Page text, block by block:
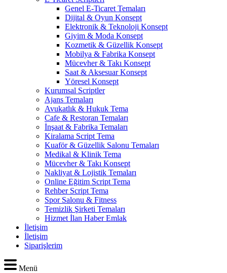
Genel E-Ticaret Temaları
Dijital & Oyun Konsept
Elektronik & Teknoloji Konsept
Giyim & Moda Konsept
Kozmetik & Güzellik Konsept
Mobilya & Fabrika Konsept
Mücevher & Takı Konsept
Saat & Aksesuar Konsept
Yöresel Konsept
Kurumsal Scriptler
Ajans Temaları
Avukatlık & Hukuk Tema
Cafe & Restoran Temaları
İnşaat & Fabrika Temaları
Kiralama Script Tema
Kuaför & Güzellik Salonu Temaları
Medikal & Klinik Tema
Mücevher & Takı Konsept
Nakliyat & Lojistik Temaları
Online Eğitim Script Tema
Rehber Script Tema
Spor Salonu & Fitness
Temizlik Şirketi Temaları
Hizmet İlan Haber Emlak
İletişim
İletişim
Siparişlerim
Menü